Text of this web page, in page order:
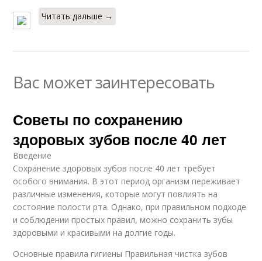
Читать дальше →
Вас может заинтересовать
Советы по сохранению
здоровых зубов после 40 лет
Введение
Сохранение здоровых зубов после 40 лет требует
особого внимания. В этот период организм переживает
различные изменения, которые могут повлиять на
состояние полости рта. Однако, при правильном подходе
и соблюдении простых правил, можно сохранить зубы
здоровыми и красивыми на долгие годы.
Основные правила гигиены Правильная чистка зубов